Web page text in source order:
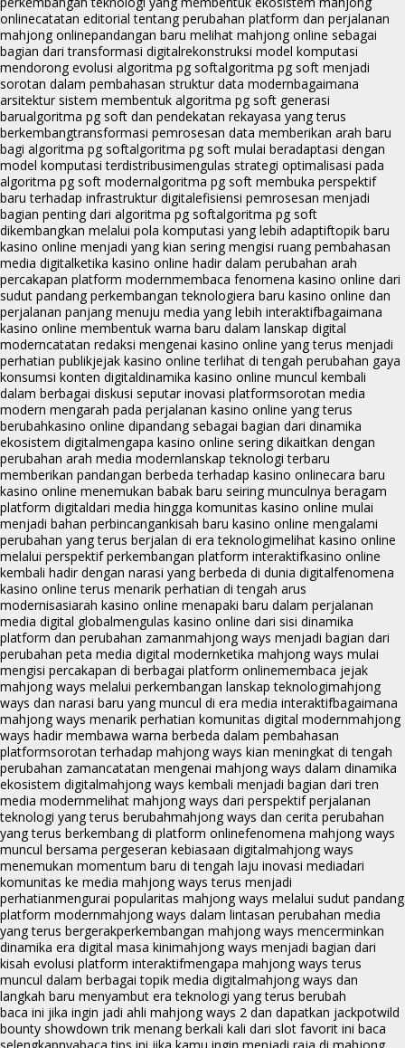
onlinecatatan editorial tentang perubahan platform dan perjalanan
mahjong onlinepandangan baru melihat mahjong online sebagai
bagian dari transformasi digitalrekonstruksi model komputasi
mendorong evolusi algoritma pg softalgoritma pg soft menjadi
sorotan dalam pembahasan struktur data modernbagaimana
arsitektur sistem membentuk algoritma pg soft generasi
barualgoritma pg soft dan pendekatan rekayasa yang terus
berkembangtransformasi pemrosesan data memberikan arah baru
bagi algoritma pg softalgoritma pg soft mulai beradaptasi dengan
model komputasi terdistribusimengulas strategi optimalisasi pada
algoritma pg soft modernalgoritma pg soft membuka perspektif
baru terhadap infrastruktur digitalefisiensi pemrosesan menjadi
bagian penting dari algoritma pg softalgoritma pg soft
dikembangkan melalui pola komputasi yang lebih adaptiftopik baru
kasino online menjadi yang kian sering mengisi ruang pembahasan
media digitalketika kasino online hadir dalam perubahan arah
percakapan platform modernmembaca fenomena kasino online dari
sudut pandang perkembangan teknologiera baru kasino online dan
perjalanan panjang menuju media yang lebih interaktifbagaimana
kasino online membentuk warna baru dalam lanskap digital
moderncatatan redaksi mengenai kasino online yang terus menjadi
perhatian publikjejak kasino online terlihat di tengah perubahan gaya
konsumsi konten digitaldinamika kasino online muncul kembali
dalam berbagai diskusi seputar inovasi platformsorotan media
modern mengarah pada perjalanan kasino online yang terus
berubahkasino online dipandang sebagai bagian dari dinamika
ekosistem digitalmengapa kasino online sering dikaitkan dengan
perubahan arah media modernlanskap teknologi terbaru
memberikan pandangan berbeda terhadap kasino onlinecara baru
kasino online menemukan babak baru seiring munculnya beragam
platform digitaldari media hingga komunitas kasino online mulai
menjadi bahan perbincangankisah baru kasino online mengalami
perubahan yang terus berjalan di era teknologimelihat kasino online
melalui perspektif perkembangan platform interaktifkasino online
kembali hadir dengan narasi yang berbeda di dunia digitalfenomena
kasino online terus menarik perhatian di tengah arus
modernisasiarah kasino online menapaki baru dalam perjalanan
media digital globalmengulas kasino online dari sisi dinamika
platform dan perubahan zamanmahjong ways menjadi bagian dari
perubahan peta media digital modernketika mahjong ways mulai
mengisi percakapan di berbagai platform onlinemembaca jejak
mahjong ways melalui perkembangan lanskap teknologimahjong
ways dan narasi baru yang muncul di era media interaktifbagaimana
mahjong ways menarik perhatian komunitas digital modernmahjong
ways hadir membawa warna berbeda dalam pembahasan
platformsorotan terhadap mahjong ways kian meningkat di tengah
perubahan zamancatatan mengenai mahjong ways dalam dinamika
ekosistem digitalmahjong ways kembali menjadi bagian dari tren
media modernmelihat mahjong ways dari perspektif perjalanan
teknologi yang terus berubahmahjong ways dan cerita perubahan
yang terus berkembang di platform onlinefenomena mahjong ways
muncul bersama pergeseran kebiasaan digitalmahjong ways
menemukan momentum baru di tengah laju inovasi mediadari
komunitas ke media mahjong ways terus menjadi
perhatianmengurai popularitas mahjong ways melalui sudut pandang
platform modernmahjong ways dalam lintasan perubahan media
yang terus bergerakperkembangan mahjong ways mencerminkan
dinamika era digital masa kinimahjong ways menjadi bagian dari
kisah evolusi platform interaktifmengapa mahjong ways terus
muncul dalam berbagai topik media digitalmahjong ways dan
langkah baru menyambut era teknologi yang terus berubah
baca ini jika ingin jadi ahli mahjong ways 2 dan dapatkan jackpotwild
bounty showdown trik menang berkali kali dari slot favorit ini baca